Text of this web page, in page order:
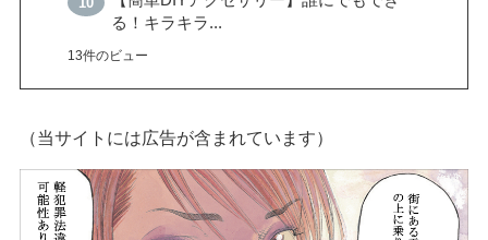
る！キラキラ...
13件のビュー
（当サイトには広告が含まれています）